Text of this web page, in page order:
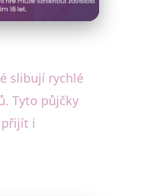
slibují rychlé
Tyto půjčky
i